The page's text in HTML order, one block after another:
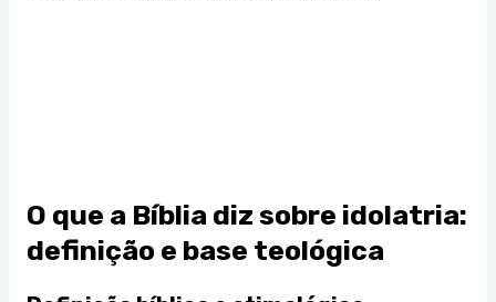
O que a Bíblia diz sobre idolatria:
definição e base teológica